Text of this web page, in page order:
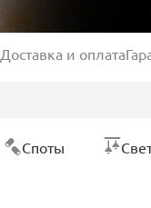
Доставка и оплата
Споты